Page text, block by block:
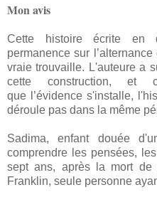
Mon avis
Cette histoire écrite en
permanence sur l’alternance
vraie trouvaille. L'auteure a
cette construction,
que l’évidence s'installe,
déroule pas dans la même
Sadima, enfant douée
comprendre les pensées,
sept ans, après la mort de
Franklin, seule personne